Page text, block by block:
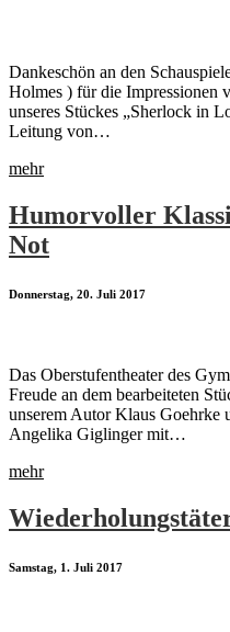
Dankeschön an den
Holmes ) für die Impressionen
unseres Stückes „Sherlock in
Leitung von…
mehr
Humorvoller
Not
Donnerstag, 20. Juli 2017
Das Oberstufentheater des
Freude an dem bearbeiteten
unserem Autor Klaus Goehrke
Angelika Giglinger mit…
mehr
Samstag, 1. Juli 2017